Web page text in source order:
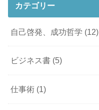
カテゴリー
自己啓発、成功哲学 (12)
ビジネス書 (5)
仕事術 (1)